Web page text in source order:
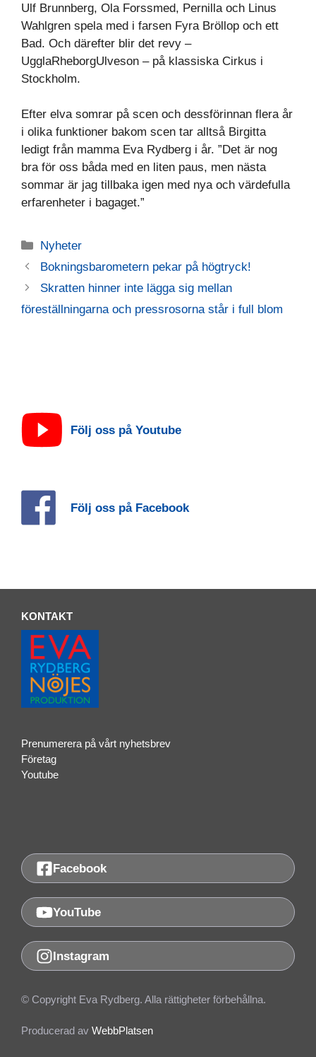
Ulf Brunnberg, Ola Forssmed, Pernilla och Linus
Wahlgren spela med i farsen Fyra Bröllop och ett
Bad. Och därefter blir det revy –
UgglaRheborgUlveson – på klassiska Cirkus i
Stockholm.
Efter elva somrar på scen och dessförinnan flera år
i olika funktioner bakom scen tar alltså Birgitta
ledigt från mamma Eva Rydberg i år. ”Det är nog
bra för oss båda med en liten paus, men nästa
sommar är jag tillbaka igen med nya och värdefulla
erfarenheter i bagaget.”
Kategorier
Nyheter
Bokningsbarometern pekar på högtryck!
Skratten hinner inte lägga sig mellan
föreställningarna och pressrosorna står i full blom
Följ oss på Youtube
Följ oss på Facebook
KONTAKT
Prenumerera på vårt nyhetsbrev
Företag
Youtube
© Copyright Eva Rydberg. Alla rättigheter förbehållna.
Producerad av WebbPlatsen
Facebook
YouTube
Instagram